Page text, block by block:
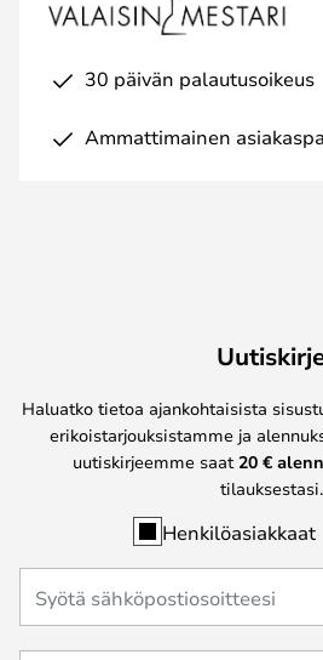
30 päivän palautusoikeus
Ammattimainen
Haluatko tietoa ajankohtaisista
erikoistarjouksistamme ja
uutiskirjeemme saat 20 €
tilauksestasi.
Henkilöasiakkaat